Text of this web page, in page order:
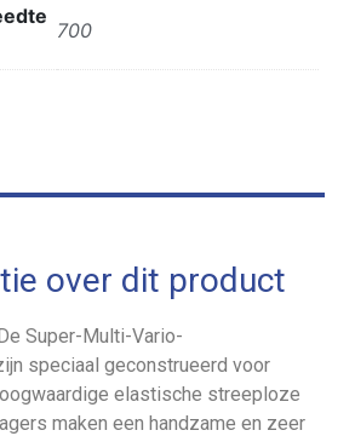
700
over dit product
Super-Multi-Vario-
speciaal geconstrueerd voor
elastische streeploze
maken een handzame en zeer